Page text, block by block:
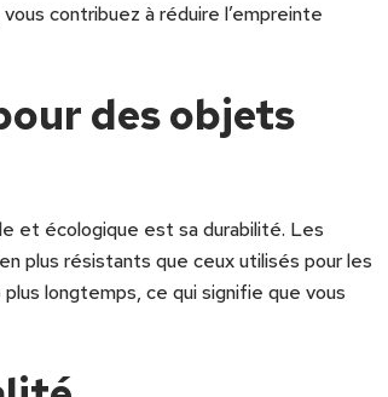
contribuez à réduire l’empreinte
des objets
et écologique est sa durabilité. Les
plus résistants que ceux utilisés pour les
longtemps, ce qui signifie que vous